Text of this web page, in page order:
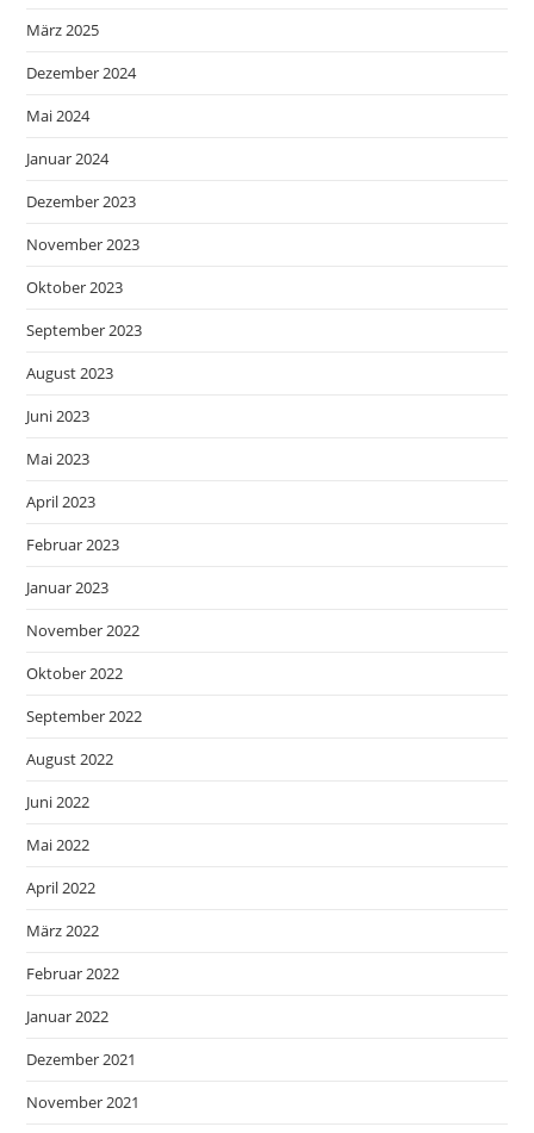
März 2025
Dezember 2024
Mai 2024
Januar 2024
Dezember 2023
November 2023
Oktober 2023
September 2023
August 2023
Juni 2023
Mai 2023
April 2023
Februar 2023
Januar 2023
November 2022
Oktober 2022
September 2022
August 2022
Juni 2022
Mai 2022
April 2022
März 2022
Februar 2022
Januar 2022
Dezember 2021
November 2021